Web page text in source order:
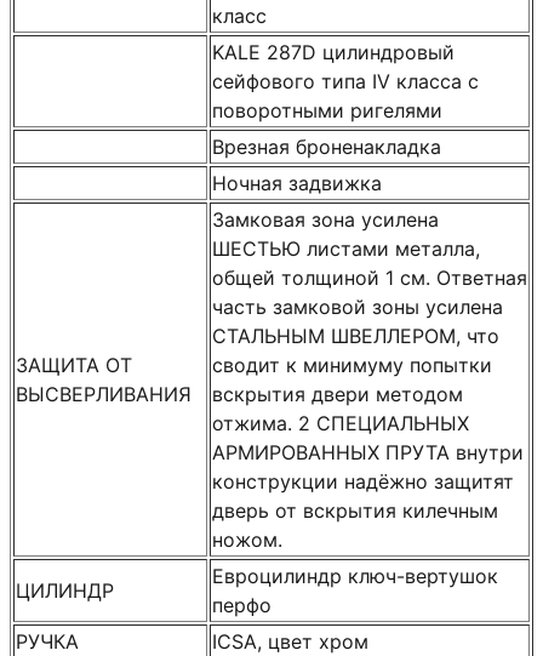
класс
KALE 287D цилиндровый
сейфового типа IV класса с
поворотными ригелями
Врезная броненакладка
Ночная задвижка
ЗАЩИТА ОТ
ВЫСВЕРЛИВАНИЯ
Замковая зона усилена
ШЕСТЬЮ листами металла,
общей толщиной 1 см. Ответная
часть замковой зоны усилена
СТАЛЬНЫМ ШВЕЛЛЕРОМ, что
сводит к минимуму попытки
вскрытия двери методом
отжима. 2 СПЕЦИАЛЬНЫХ
АРМИРОВАННЫХ ПРУТА внутри
конструкции надёжно защитят
дверь от вскрытия килечным
ножом.
ЦИЛИНДР
Евроцилиндр ключ-вертушок
перфо
РУЧКА
ICSA, цвет хром